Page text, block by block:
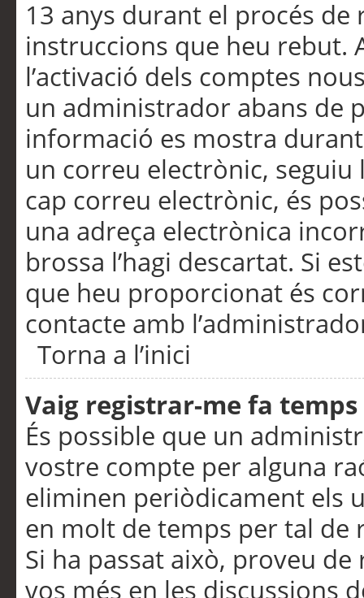
13 anys durant el procés de
instruccions que heu rebut.
l’activació dels comptes
un administrador abans de
informació es mostra
un correu electrònic,
cap correu electrònic, és
una adreça electrònica
brossa l’hagi descartat. Si
que heu proporcionat és
contacte amb
Torna a l’inici
Vaig registrar-me fa
És possible que un
vostre compte per alguna
eliminen periòdicament els
en molt de temps per tal de
Si ha passat això, proveu
vos més en les discussions